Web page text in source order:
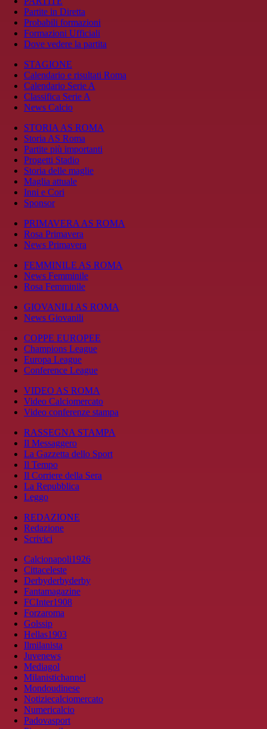
Partite in Diretta
Probabili formazioni
Formazioni Ufficiali
Dove vedere la partita
STAGIONE
Calendario e risultati Roma
Calendario Serie A
Classifica Serie A
News Calcio
STORIA AS ROMA
Storia AS Roma
Partite più importanti
Progetti Stadio
Storia delle maglie
Maglia attuale
Inni e Cori
Sponsor
PRIMAVERA AS ROMA
Rosa Primavera
News Primavera
FEMMINILE AS ROMA
News Femminile
Rosa Femminile
GIOVANILI AS ROMA
News Giovanili
COPPE EUROPEE
Champions League
Europa League
Conference League
VIDEO AS ROMA
Video Calciomercato
Video conferenze stampa
RASSEGNA STAMPA
Il Messaggero
La Gazzetta dello Sport
Il Tempo
Il Corriere della Sera
La Repubblica
Leggo
REDAZIONE
Redazione
Scrivici
Calcionapoli1926
Cittaceleste
Derbyderbyderby
Fantamagazine
FCInter1908
Forzaroma
Golssip
Hellas1903
Ilmilanista
Juvenews
Mediagol
Milanistichannel
Mondoudinese
Notiziecalciomercato
Numericalcio
Padovasport